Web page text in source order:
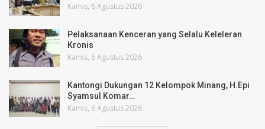
Kamis, 6 Agustus 2026
Pelaksanaan Kenceran yang Selalu Keleleran
Kronis
Kamis, 6 Agustus 2026
Kantongi Dukungan 12 Kelompok Minang, H.Epi
Syamsul Komar…
Kamis, 6 Agustus 2026